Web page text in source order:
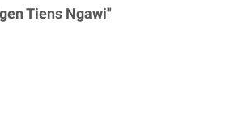
Tiens Ngawi"